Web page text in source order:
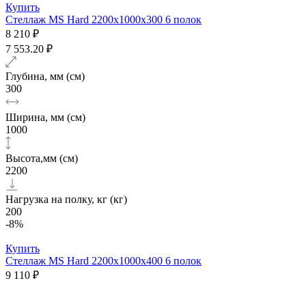
Купить
Стеллаж MS Hard 2200х1000x300 6 полок
8 210 ₽
7 553.20 ₽
Глубина, мм (см)
300
Ширина, мм (см)
1000
Высота,мм (см)
2200
Нагрузка на полку, кг (кг)
200
-8%
Купить
Стеллаж MS Hard 2200х1000x400 6 полок
9 110 ₽